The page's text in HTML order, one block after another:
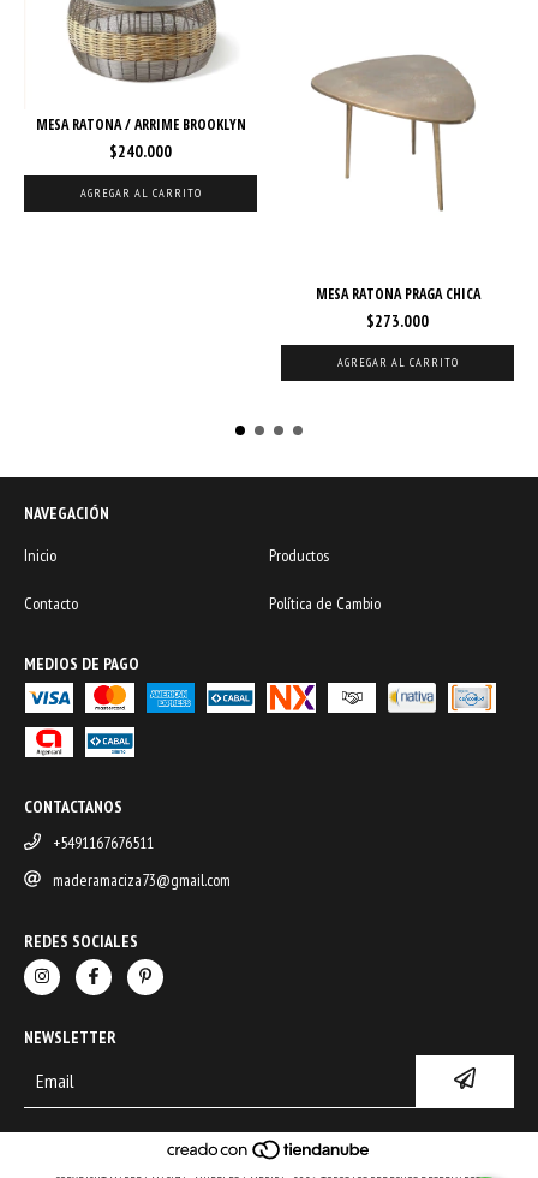
MESA RATONA / ARRIME BROOKLYN
$240.000
MESA RATONA PRAGA CHICA
$273.000
NAVEGACIÓN
Inicio
Productos
Contacto Política de Cambio
MEDIOS DE PAGO
CONTACTANOS
+5491167676511
maderamaciza73@gmail.com
REDES SOCIALES
NEWSLETTER